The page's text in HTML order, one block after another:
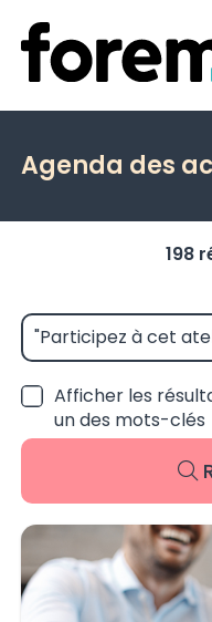
Agenda des
198
Afficher les
un des mots-clés
Événements à